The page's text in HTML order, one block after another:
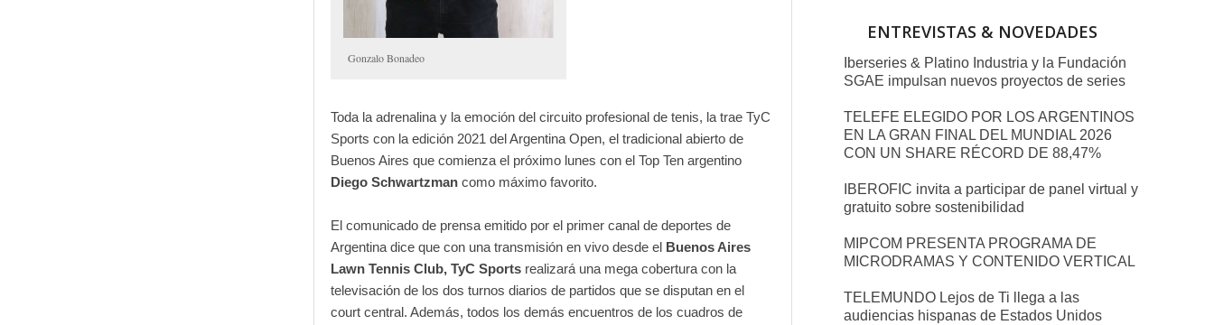
Gonzalo Bonadeo
Toda la adrenalina y la emoción del circuito profesional de tenis, la trae TyC
Sports con la edición 2021 del Argentina Open, el tradicional abierto de
Buenos Aires que comienza el próximo lunes con el Top Ten argentino
Diego Schwartzman como máximo favorito.
El comunicado de prensa emitido por el primer canal de deportes de
Argentina dice que con una transmisión en vivo desde el Buenos Aires
Lawn Tennis Club, TyC Sports realizará una mega cobertura con la
televisación de los dos turnos diarios de partidos que se disputan en el
court central. Además, todos los demás encuentros de los cuadros de
ENTREVISTAS & NOVEDADES
Iberseries & Platino Industria y la Fundación
SGAE impulsan nuevos proyectos de series
TELEFE ELEGIDO POR LOS ARGENTINOS
EN LA GRAN FINAL DEL MUNDIAL 2026
CON UN SHARE RÉCORD DE 88,47%
IBEROFIC invita a participar de panel virtual y
gratuito sobre sostenibilidad
MIPCOM PRESENTA PROGRAMA DE
MICRODRAMAS Y CONTENIDO VERTICAL
TELEMUNDO Lejos de Ti llega a las
audiencias hispanas de Estados Unidos